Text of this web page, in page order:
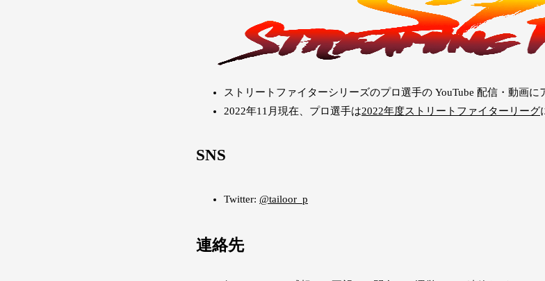
ストリートファイターシリーズのプロ選手の YouTube 配信・動画に
2022年11月現在、プロ選手は2022年度ストリートファイターリーグ
SNS
Twitter: @tailoor_p
連絡先